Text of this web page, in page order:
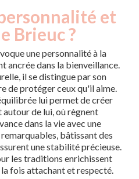
et
Brieuc ?
une personnalité à la
ancrée dans la bienveillance.
il se distingue par son
de protéger ceux qu'il aime.
lui permet de créer
de lui, où règnent
dans la vie avec une
bâtissant des
une stabilité précieuse.
les traditions enrichissent
fois attachant et respecté.